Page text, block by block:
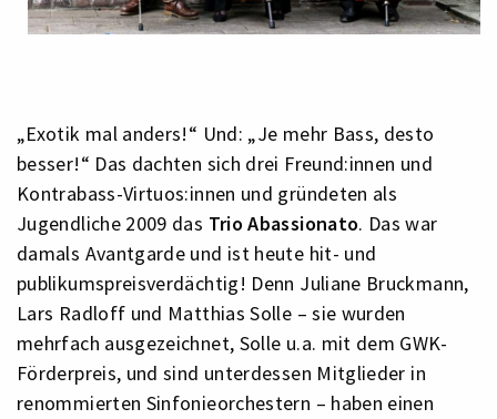
„Exotik mal anders!“ Und: „Je mehr Bass, desto
besser!“ Das dachten sich drei Freund:innen und
Kontrabass-Virtuos:innen und gründeten als
Jugendliche 2009 das Trio Abassionato. Das war
damals Avantgarde und ist heute hit- und
publikumspreisverdächtig! Denn Juliane Bruckmann,
Lars Radloff und Matthias Solle – sie wurden
mehrfach ausgezeichnet, Solle u.a. mit dem GWK-
Förderpreis, und sind unterdessen Mitglieder in
renommierten Sinfonieorchestern – haben einen